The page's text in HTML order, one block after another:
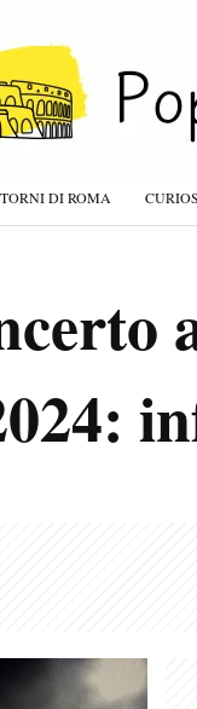
DI ROMA